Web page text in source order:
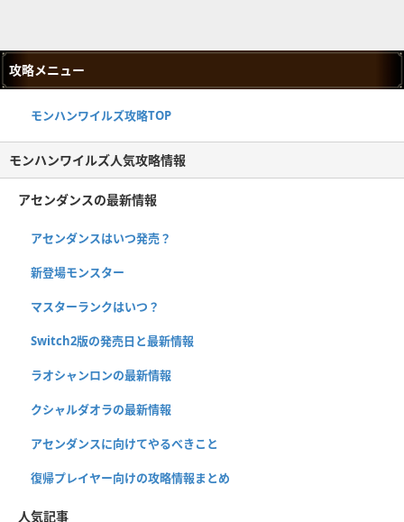
攻略メニュー
モンハンワイルズ攻略TOP
モンハンワイルズ人気攻略情報
アセンダンスの最新情報
アセンダンスはいつ発売？
新登場モンスター
マスターランクはいつ？
Switch2版の発売日と最新情報
ラオシャンロンの最新情報
クシャルダオラの最新情報
アセンダンスに向けてやるべきこと
復帰プレイヤー向けの攻略情報まとめ
人気記事